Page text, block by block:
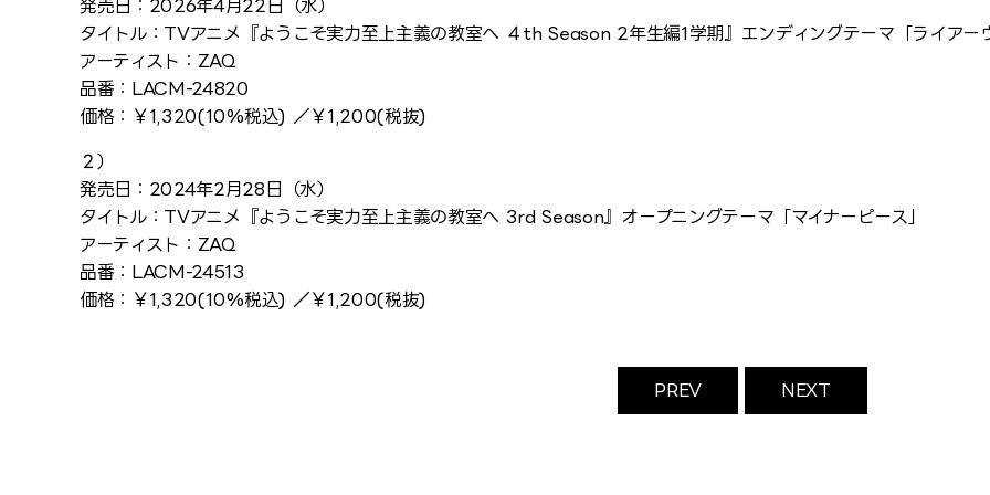
発売日：2026年4月22日（水）
タイトル：TVアニメ『ようこそ実力至上主義の教室へ ４th Season 2年生編1学期』エンディングテーマ「ライアーヴ
アーティスト：ZAQ
品番：LACM-24820
価格：￥1,320(10%税込) ／￥1,200(税抜)
２）
発売日：2024年2月28日（水）
タイトル：TVアニメ『ようこそ実力至上主義の教室へ 3rd Season』オープニングテーマ「マイナーピース」
アーティスト：ZAQ
品番：LACM-24513
価格：￥1,320(10%税込) ／￥1,200(税抜)
PREV NEXT